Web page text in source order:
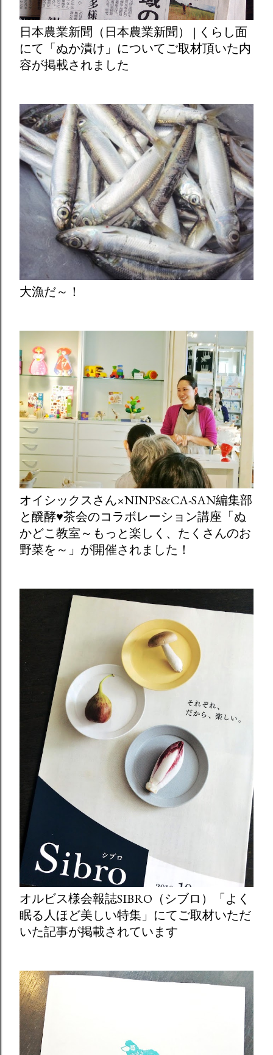
日本農業新聞（日本農業新聞） | くらし面
にて「ぬか漬け」についてご取材頂いた内
容が掲載されました
大漁だ～！
オイシックスさん×NINPS&CA-SAN編集部
と醗酵♥茶会のコラボレーション講座「ぬ
かどこ教室～もっと楽しく、たくさんのお
野菜を～」が開催されました！
オルビス様会報誌SIBRO（シブロ）「よく
眠る人ほど美しい特集」にてご取材いただ
いた記事が掲載されています